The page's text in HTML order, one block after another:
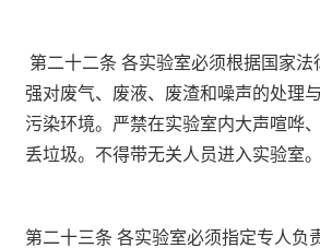
第二十二条 各实验室必须根据国家法
强对废气、废液、废渣和噪声的处理
污染环境。严禁在实验室内大声喧哗
丢垃圾。不得带无关人员进入实验室。
第二十三条 各实验室必须指定专人负